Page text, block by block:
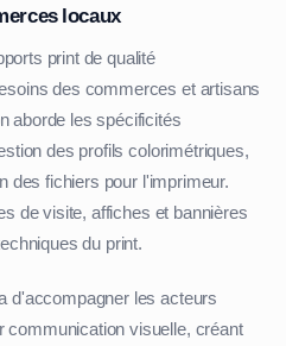
locaux
print de qualité
des commerces et artisans
aborde les spécificités
des profils colorimétriques,
des fichiers pour l'imprimeur.
de visite, affiches et bannières
du print.
d'accompagner les acteurs
visuelle, créant